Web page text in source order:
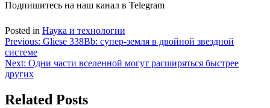
Подпишитесь на наш канал в Telegram
Posted in Наука и технологии
Навигация
по
записям
Previous: Gliese 338Bb: супер-земля в двойной звездной
системе
Next: Одни части вселенной могут расширяться быстрее
других
Related Posts